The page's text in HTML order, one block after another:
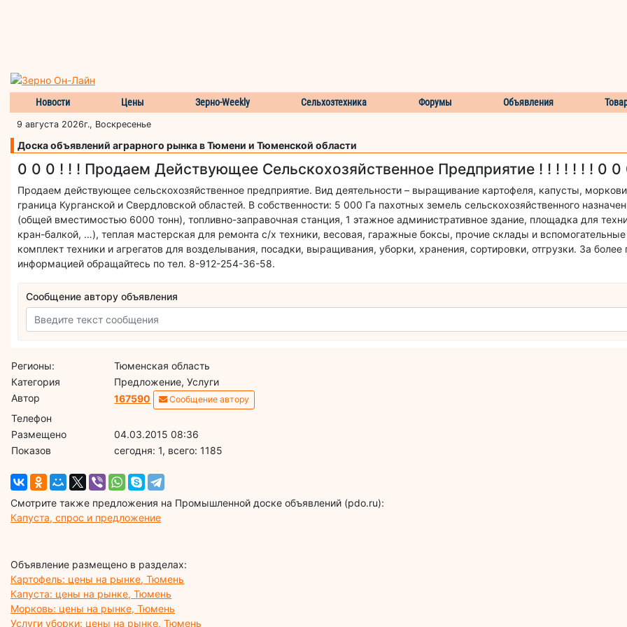
Новости Цены Зерно-Weekly Сельхозтехника Форумы Объявления
9 августа 2026г., Воскресенье
Доска объявлений аграрного рынка в Тюмени и Тюменской области
0 0 0 ! ! ! Продаем Действующее Сельскохозяйственное Предприятие ! ! ! ! ! ! ! 0 0
Продаем действующее сельскохозяйственное предприятие. Вид деятельности – выращивание картофеля, капусты,
граница Курганской и Свердловской областей. В собственности: 5 000 Га пахотных земель сельскохозяйственного
(общей вместимостью 6000 тонн), топливно-заправочная станция, 1 этажное административное здание, площадка для
кран-балкой, …), теплая мастерская для ремонта с/х техники, весовая, гаражные боксы, прочие склады и
комплект техники и агрегатов для возделывания, посадки, выращивания, уборки, хранения, сортировки, отгрузки. За более
информацией обращайтесь по тел. 8-912-254-36-58.
Сообщение автору объявления
Регионы:
Тюменская область
Категория
Предложение, Услуги
Автор
167590 Сообщение автору
Телефон
Размещено
04.03.2015 08:36
Показов
cегодня: 1, всего: 1185
Смотрите также предложения на Промышленной доске объявлений (pdo.ru):
Капуста, спрос и предложение
Объявление размещено в разделах:
Картофель: цены на рынке, Тюмень
Капуста: цены на рынке, Тюмень
Морковь: цены на рынке, Тюмень
Услуги уборки: цены на рынке, Тюмень